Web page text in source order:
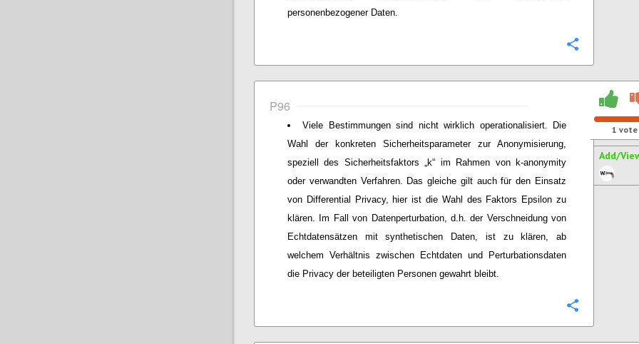
personenbezogener Daten.
P96
Viele Bestimmungen sind nicht wirklich operationalisiert. Die
Wahl der konkreten Sicherheitsparameter zur Anonymisierung,
speziell des Sicherheitsfaktors „k“ im Rahmen von k-anonymity
oder verwandten Verfahren. Das gleiche gilt auch für den Einsatz
von Differential Privacy, hier ist die Wahl des Faktors Epsilon zu
klären. Im Fall von Datenperturbation, d.h. der Verschneidung von
Echtdatensätzen mit synthetischen Daten, ist zu klären, ab
welchem Verhältnis zwischen Echtdaten und Perturbationsdaten
die Privacy der beteiligten Personen gewahrt bleibt.
1 vote
Add/